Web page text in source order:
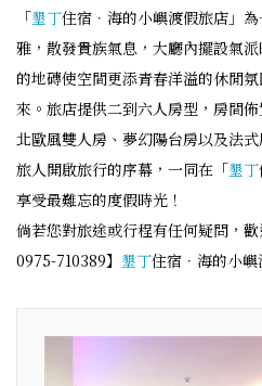
「墾丁住宿．海的小嶼渡假旅店」
雅，散發貴族氣息，大廳內擺設氣
的地磚使空間更添青春洋溢的休閒
來。旅店提供二到六人房型，房間
北歐風雙人房、夢幻陽台房以及法
旅人開啟旅行的序幕，一同在「墾丁
享受最難忘的度假時光！
倘若您對旅途或行程有任何疑問，
0975-710389】 墾丁住宿．海的小嶼